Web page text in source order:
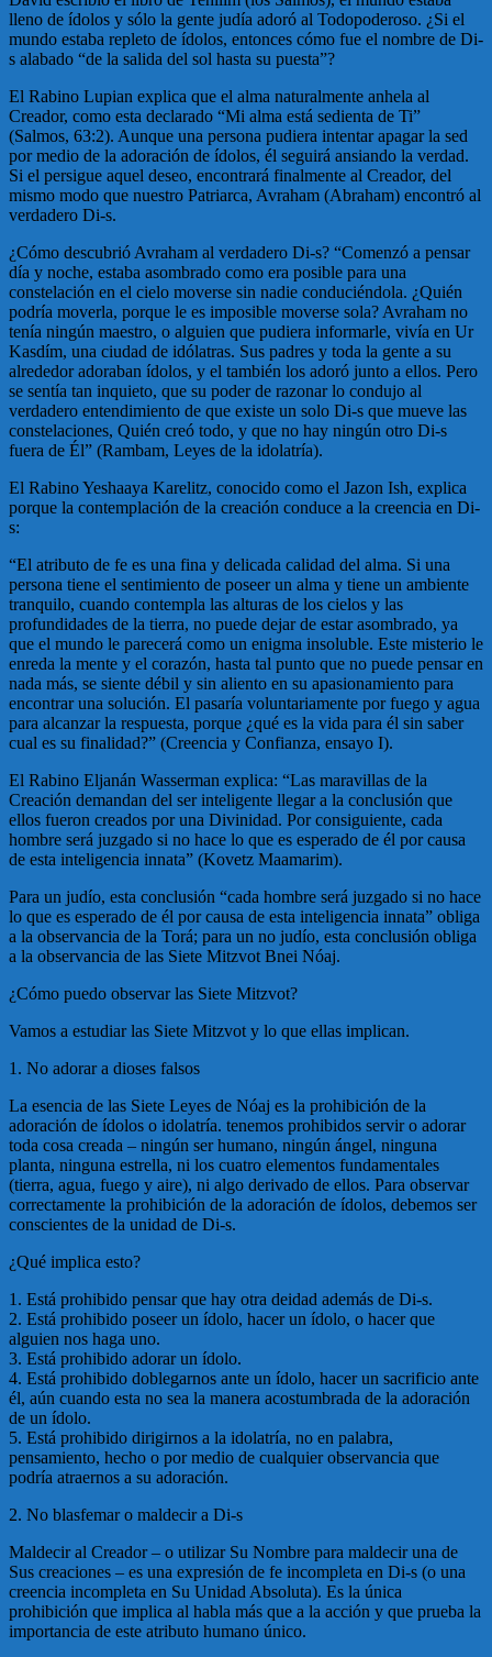
lleno de ídolos y sólo la gente judía adoró al Todopoderoso. ¿Si el
mundo estaba repleto de ídolos, entonces cómo fue el nombre de Di-
s alabado “de la salida del sol hasta su puesta”?
El Rabino Lupian explica que el alma naturalmente anhela al
Creador, como esta declarado “Mi alma está sedienta de Ti”
(Salmos, 63:2). Aunque una persona pudiera intentar apagar la sed
por medio de la adoración de ídolos, él seguirá ansiando la verdad.
Si el persigue aquel deseo, encontrará finalmente al Creador, del
mismo modo que nuestro Patriarca, Avraham (Abraham) encontró al
verdadero Di-s.
¿Cómo descubrió Avraham al verdadero Di-s? “Comenzó a pensar
día y noche, estaba asombrado como era posible para una
constelación en el cielo moverse sin nadie conduciéndola. ¿Quién
podría moverla, porque le es imposible moverse sola? Avraham no
tenía ningún maestro, o alguien que pudiera informarle, vivía en Ur
Kasdím, una ciudad de idólatras. Sus padres y toda la gente a su
alrededor adoraban ídolos, y el también los adoró junto a ellos. Pero
se sentía tan inquieto, que su poder de razonar lo condujo al
verdadero entendimiento de que existe un solo Di-s que mueve las
constelaciones, Quién creó todo, y que no hay ningún otro Di-s
fuera de Él” (Rambam, Leyes de la idolatría).
El Rabino Yeshaaya Karelitz, conocido como el Jazon Ish, explica
porque la contemplación de la creación conduce a la creencia en Di-
s:
“El atributo de fe es una fina y delicada calidad del alma. Si una
persona tiene el sentimiento de poseer un alma y tiene un ambiente
tranquilo, cuando contempla las alturas de los cielos y las
profundidades de la tierra, no puede dejar de estar asombrado, ya
que el mundo le parecerá como un enigma insoluble. Este misterio le
enreda la mente y el corazón, hasta tal punto que no puede pensar en
nada más, se siente débil y sin aliento en su apasionamiento para
encontrar una solución. El pasaría voluntariamente por fuego y agua
para alcanzar la respuesta, porque ¿qué es la vida para él sin saber
cual es su finalidad?” (Creencia y Confianza, ensayo I).
El Rabino Eljanán Wasserman explica: “Las maravillas de la
Creación demandan del ser inteligente llegar a la conclusión que
ellos fueron creados por una Divinidad. Por consiguiente, cada
hombre será juzgado si no hace lo que es esperado de él por causa
de esta inteligencia innata” (Kovetz Maamarim).
Para un judío, esta conclusión “cada hombre será juzgado si no hace
lo que es esperado de él por causa de esta inteligencia innata” obliga
a la observancia de la Torá; para un no judío, esta conclusión obliga
a la observancia de las Siete Mitzvot Bnei Nóaj.
¿Cómo puedo observar las Siete Mitzvot?
Vamos a estudiar las Siete Mitzvot y lo que ellas implican.
1. No adorar a dioses falsos
La esencia de las Siete Leyes de Nóaj es la prohibición de la
adoración de ídolos o idolatría. tenemos prohibidos servir o adorar
toda cosa creada – ningún ser humano, ningún ángel, ninguna
planta, ninguna estrella, ni los cuatro elementos fundamentales
(tierra, agua, fuego y aire), ni algo derivado de ellos. Para observar
correctamente la prohibición de la adoración de ídolos, debemos ser
conscientes de la unidad de Di-s.
¿Qué implica esto?
1. Está prohibido pensar que hay otra deidad además de Di-s.
2. Está prohibido poseer un ídolo, hacer un ídolo, o hacer que
alguien nos haga uno.
3. Está prohibido adorar un ídolo.
4. Está prohibido doblegarnos ante un ídolo, hacer un sacrificio ante
él, aún cuando esta no sea la manera acostumbrada de la adoración
de un ídolo.
5. Está prohibido dirigirnos a la idolatría, no en palabra,
pensamiento, hecho o por medio de cualquier observancia que
podría atraernos a su adoración.
2. No blasfemar o maldecir a Di-s
Maldecir al Creador – o utilizar Su Nombre para maldecir una de
Sus creaciones – es una expresión de fe incompleta en Di-s (o una
creencia incompleta en Su Unidad Absoluta). Es la única
prohibición que implica al habla más que a la acción y que prueba la
importancia de este atributo humano único.